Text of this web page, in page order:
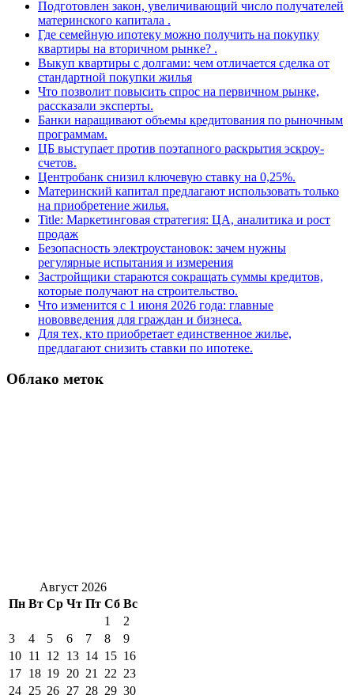
Подготовлен закон, увеличивающий число получателей
материнского капитала .
Где семейную ипотеку можно получить на покупку
квартиры на вторичном рынке? .
Выкуп квартиры с долгами: чем отличается сделка от
стандартной покупки жилья
Что позволит повысить спрос на первичном рынке,
рассказали эксперты.
Банки наращивают объемы кредитования по рыночным
программам.
ЦБ выступает против поэтапного раскрытия эскроу-
счетов.
Центробанк снизил ключевую ставку на 0,25%.
Материнский капитал предлагают использовать только
на приобретение жилья.
Title: Маркетинговая стратегия: ЦА, аналитика и рост
продаж
Безопасность электроустановок: зачем нужны
регулярные испытания и измерения
Застройщики стараются сокращать суммы кредитов,
которые получают на строительство.
Что изменится с 1 июня 2026 года: главные
нововведения для граждан и бизнеса.
Для тех, кто приобретает единственное жилье,
предлагают снизить ставки по ипотеке.
Облако меток
Август 2026
Пн Вт Ср Чт Пт Сб Вс
1
2
3
4 5 6 7 8
9
10 11 12 13 14 15 16
17 18 19 20 21 22 23
24 25 26 27 28 29 30